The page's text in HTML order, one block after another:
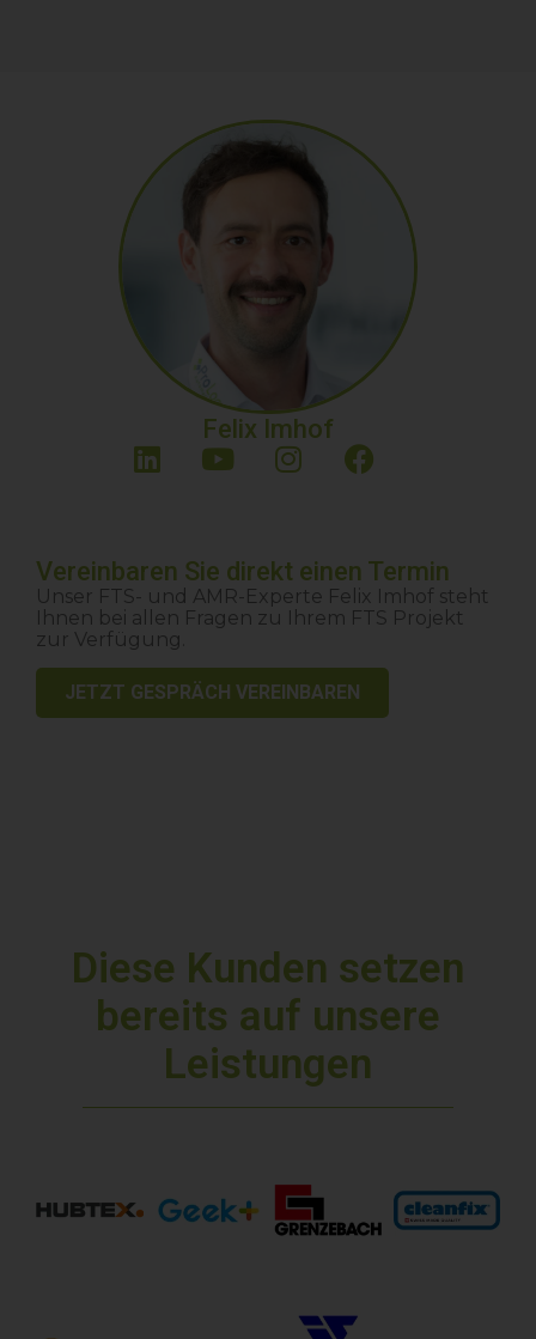
Felix Imhof
Vereinbaren Sie direkt einen Termin
Unser FTS- und AMR-Experte Felix Imhof steht
Ihnen bei allen Fragen zu Ihrem FTS Projekt
zur Verfügung.
JETZT GESPRÄCH VEREINBAREN
Diese Kunden setzen
bereits auf unsere
Leistungen